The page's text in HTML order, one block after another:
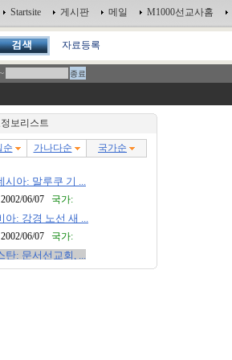
Startsite 게시판 메일 M1000선교사홈
자료등록
~
보리스트